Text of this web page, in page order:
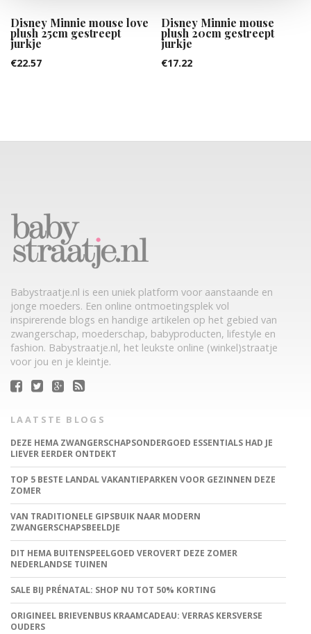
Disney Minnie mouse love
plush 25cm gestreept
jurkje
€22.57
Disney Minnie mouse
plush 20cm gestreept
jurkje
€17.22
Babystraatje.nl is een uniek platform voor aanstaande en
jonge moeders. Een online ontmoetingsplek vol
inspirerende blogs en handige artikelen op het gebied van
zwangerschap, moederschap, babyproducten, lifestyle en
fashion. Babystraatje.nl, het leukste online (winkel)straatje
voor jou en je kleintje.
LAATSTE BLOGS
DEZE HEMA ZWANGERSCHAPSONDERGOED ESSENTIALS HAD JE
LIEVER EERDER ONTDEKT
TOP 5 BESTE LANDAL VAKANTIEPARKEN VOOR GEZINNEN DEZE
ZOMER
VAN TRADITIONELE GIPSBUIK NAAR MODERN
ZWANGERSCHAPSBEELDJE
DIT HEMA BUITENSPEELGOED VEROVERT DEZE ZOMER
NEDERLANDSE TUINEN
SALE BIJ PRÉNATAL: SHOP NU TOT 50% KORTING
ORIGINEEL BRIEVENBUS KRAAMCADEAU: VERRAS KERSVERSE
OUDERS